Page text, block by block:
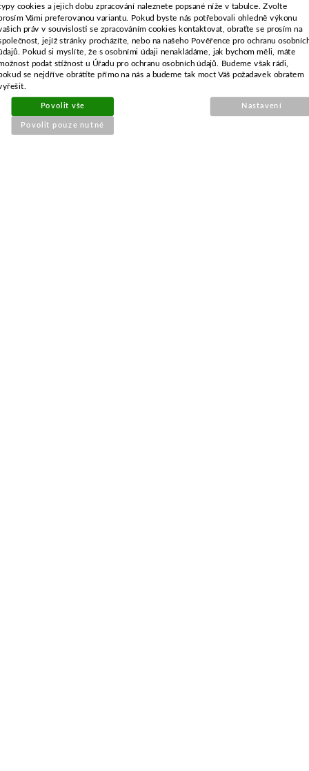
Husqvarna JET48
délka-475 mm
průměr středu-10,0 mm
rozteč-65,0 mm
průměr vnějších děr-8,5 mm
cookies a jejich dobu zpracování naleznete popsané níže v tabulce. Zvolte
Vámi preferovanou variantu. Pokud byste nás potřebovali ohledně výkonu
práv v souvislosti se zpracováním cookies kontaktovat, obraťte se prosím na
jejíž stránky procházíte, nebo na našeho Pověřence pro ochranu
Pokud si myslíte, že s osobními údaji nenakládáme, jak bychom měli, máte
podat stížnost u Úřadu pro ochranu osobních údajů. Budeme však rádi,
se nejdříve obrátíte přímo na nás a budeme tak moct Váš požadavek obratem
Povolit vše
Povolit pouze nutné
Nastavení